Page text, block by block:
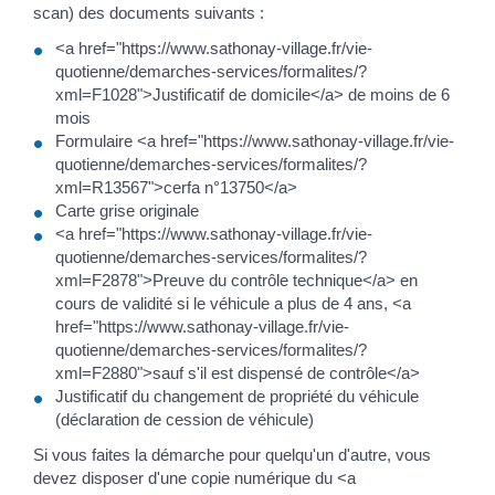
scan) des documents suivants :
<a href="https://www.sathonay-village.fr/vie-
quotienne/demarches-services/formalites/?
xml=F1028">Justificatif de domicile</a> de moins de 6
mois
Formulaire <a href="https://www.sathonay-village.fr/vie-
quotienne/demarches-services/formalites/?
xml=R13567">cerfa n°13750</a>
Carte grise originale
<a href="https://www.sathonay-village.fr/vie-
quotienne/demarches-services/formalites/?
xml=F2878">Preuve du contrôle technique</a> en
cours de validité si le véhicule a plus de 4 ans, <a
href="https://www.sathonay-village.fr/vie-
quotienne/demarches-services/formalites/?
xml=F2880">sauf s'il est dispensé de contrôle</a>
Justificatif du changement de propriété du véhicule
(déclaration de cession de véhicule)
Si vous faites la démarche pour quelqu'un d'autre, vous
devez disposer d'une copie numérique du <a